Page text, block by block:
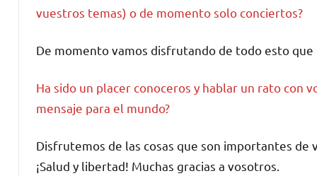
vuestros temas) o de momento solo conciertos?
De momento vamos disfrutando de todo esto que
Ha sido un placer conoceros y hablar un rato con
mensaje para el mundo?
Disfrutemos de las cosas que son importantes de
¡Salud y libertad! Muchas gracias a vosotros.